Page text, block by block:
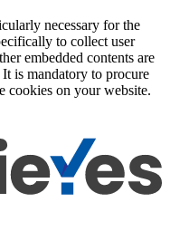
necessary for the
to collect user
embedded contents are
is mandatory to procure
cookies on your website.